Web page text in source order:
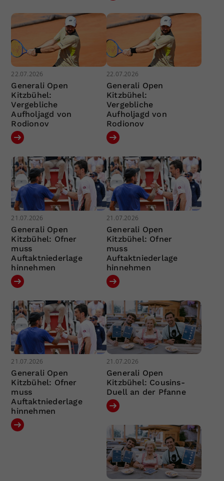
22.07.2026
Generali Open
Kitzbühel:
Vergebliche
Aufholjagd von
Rodionov
22.07.2026
Generali Open
Kitzbühel:
Vergebliche
Aufholjagd von
Rodionov
21.07.2026
Generali Open
Kitzbühel: Ofner
muss
Auftaktniederlage
hinnehmen
21.07.2026
Generali Open
Kitzbühel: Ofner
muss
Auftaktniederlage
hinnehmen
21.07.2026
Generali Open
Kitzbühel: Ofner
muss
Auftaktniederlage
hinnehmen
21.07.2026
Generali Open
Kitzbühel: Cousins-
Duell an der Pfanne